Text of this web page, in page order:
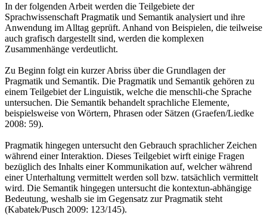
In der folgenden Arbeit werden die Teilgebiete der
Sprachwissenschaft Pragmatik und Semantik analysiert und ihre
Anwendung im Alltag geprüft. Anhand von Beispielen, die teilweise
auch grafisch dargestellt sind, werden die komplexen
Zusammenhänge verdeutlicht.
Zu Beginn folgt ein kurzer Abriss über die Grundlagen der
Pragmatik und Semantik. Die Pragmatik und Semantik gehören zu
einem Teilgebiet der Linguistik, welche die menschli-che Sprache
untersuchen. Die Semantik behandelt sprachliche Elemente,
beispielsweise von Wörtern, Phrasen oder Sätzen (Graefen/Liedke
2008: 59).
Pragmatik hingegen untersucht den Gebrauch sprachlicher Zeichen
während einer Interaktion. Dieses Teilgebiet wirft einige Fragen
bezüglich des Inhalts einer Kommunikation auf, welcher während
einer Unterhaltung vermittelt werden soll bzw. tatsächlich vermittelt
wird. Die Semantik hingegen untersucht die kontextun-abhängige
Bedeutung, weshalb sie im Gegensatz zur Pragmatik steht
(Kabatek/Pusch 2009: 123/145).